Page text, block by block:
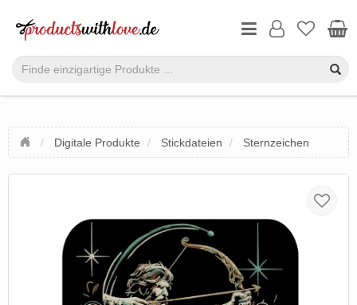
Digitale Produkte Stickdateien Sternzeichen